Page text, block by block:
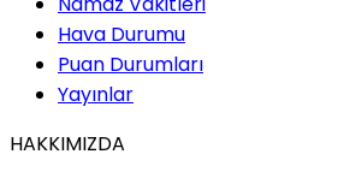
Hava Durumu
Puan Durumları
Yayınlar
HAKKIMIZDA